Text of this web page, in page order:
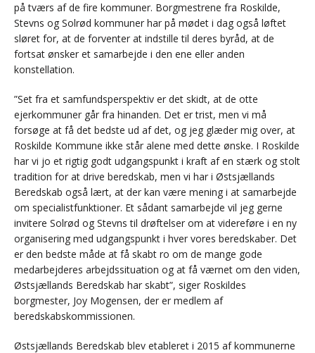
på tværs af de fire kommuner. Borgmestrene fra Roskilde,
Stevns og Solrød kommuner har på mødet i dag også løftet
sløret for, at de forventer at indstille til deres byråd, at de
fortsat ønsker et samarbejde i den ene eller anden
konstellation.
”Set fra et samfundsperspektiv er det skidt, at de otte
ejerkommuner går fra hinanden. Det er trist, men vi må
forsøge at få det bedste ud af det, og jeg glæder mig over, at
Roskilde Kommune ikke står alene med dette ønske. I Roskilde
har vi jo et rigtig godt udgangspunkt i kraft af en stærk og stolt
tradition for at drive beredskab, men vi har i Østsjællands
Beredskab også lært, at der kan være mening i at samarbejde
om specialistfunktioner. Et sådant samarbejde vil jeg gerne
invitere Solrød og Stevns til drøftelser om at videreføre i en ny
organisering med udgangspunkt i hver vores beredskaber. Det
er den bedste måde at få skabt ro om de mange gode
medarbejderes arbejdssituation og at få værnet om den viden,
Østsjællands Beredskab har skabt”, siger Roskildes
borgmester, Joy Mogensen, der er medlem af
beredskabskommissionen.
Østsjællands Beredskab blev etableret i 2015 af kommunerne